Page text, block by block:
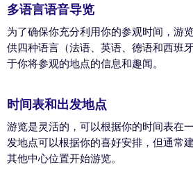
多语言语音导览
为了确保你充分利用你的参观时间，游
供四种语言（法语、英语、德语和西班
于你将参观的地点的信息和趣闻。
时间表和出发地点
游览是灵活的，可以根据你的时间表在
发地点可以根据你的喜好安排，但通常
其他中心位置开始游览。